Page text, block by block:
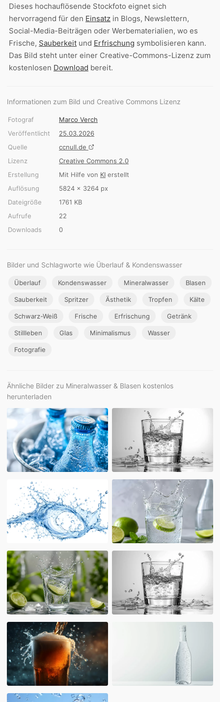
Dieses hochauflösende Stockfoto eignet sich
hervorragend für den Einsatz in Blogs, Newslettern,
Social-Media-Beiträgen oder Werbematerialien, wo es
Frische, Sauberkeit und Erfrischung symbolisieren kann.
Das Bild steht unter einer Creative-Commons-Lizenz zum
kostenlosen Download bereit.
Informationen zum Bild und Creative Commons Lizenz
Fotograf
Marco Verch
Veröffentlicht
25.03.2026
Quelle
ccnull.de
Lizenz
Creative Commons 2.0
Erstellung
Mit Hilfe von KI erstellt
Auflösung
5824 × 3264 px
Dateigröße
1761 KB
Aufrufe
22
Downloads
0
Bilder und Schlagworte wie Überlauf & Kondenswasser
Überlauf Kondenswasser Mineralwasser Blasen
Sauberkeit Spritzer Ästhetik Tropfen Kälte
Schwarz-Weiß Frische Erfrischung Getränk
Stillleben Glas Minimalismus Wasser
Fotografie
Ähnliche Bilder zu Mineralwasser & Blasen kostenlos
herunterladen